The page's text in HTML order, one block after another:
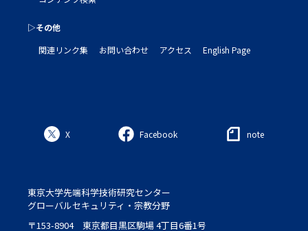
▷その他
関連リンク集
お問い合わせ アクセス English Page
X Facebook note
東京大学先端科学技術研究センター
グローバルセキュリティ・宗教分野
〒153-8904 東京都目黒区駒場 4丁目6番1号